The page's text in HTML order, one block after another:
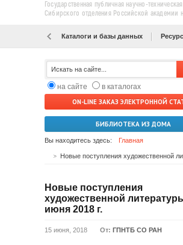
Государственная публичная научно-
Сибирского отделения Российской академии
Каталоги и базы данных
на сайте
в каталогах
ON-LINE ЗАКАЗ ЭЛЕКТРОННОЙ
БИБЛИОТЕКА ИЗ ДОМА
Вы находитесь здесь: Главная
Новые поступления
художественной
июня 2018 г.
15 июня, 2018 От: ГПНТБ СО РАН